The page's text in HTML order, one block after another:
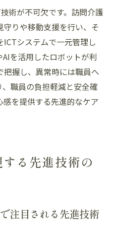
術が不可欠です。訪問介護
りや移動支援を行い、そ
システムで一元管理し
を活用したロボットが利
握し、異常時には職員へ
職員の負担軽減と安全確
を提供する先進的なケア
る先進技術の
注目される先進技術